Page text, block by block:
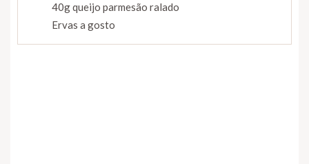
40g queijo parmesão ralado
Ervas a gosto